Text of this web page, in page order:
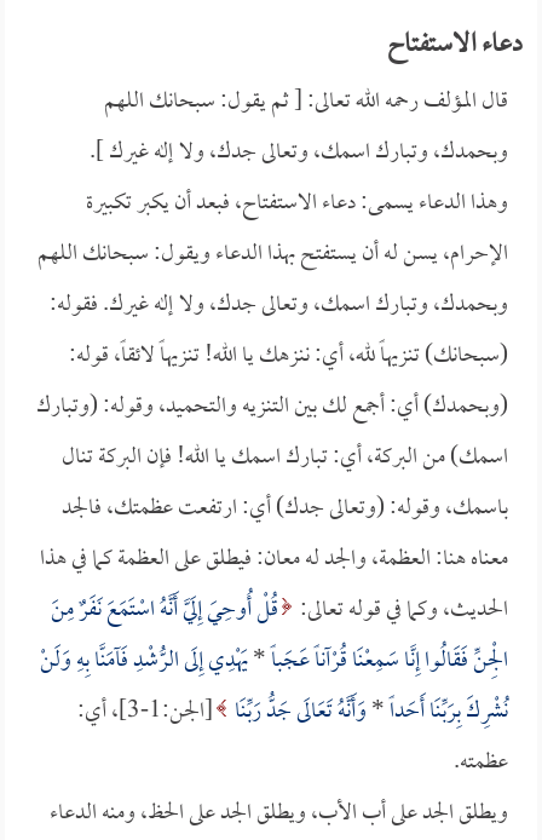
دعاء الاستفتاح
قال المؤلف رحمه الله تعالى: [ ثم يقول: سبحانك اللهم
وبحمدك، وتبارك اسمك، وتعالى جدك، ولا إله غيرك ].
وهذا الدعاء يسمى: دعاء الاستفتاح، فبعد أن يكبر تكبيرة
الإحرام، يسن له أن يستفتح بهذا الدعاء ويقول: سبحانك اللهم
وبحمدك، وتبارك اسمك، وتعالى جدك، ولا إله غيرك. فقوله:
(سبحانك) تنزيهاً لله، أي: ننزهك يا الله! تنزيهاً لائقاً، قوله:
(وبحمدك) أي: أجمع لك بين التنزيه والتحميد، وقوله: (وتبارك
اسمك) من البركة، أي: تبارك اسمك يا الله! فإن البركة تنال
باسمك، وقوله: (وتعالى جدك) أي: ارتفعت عظمتك، فالجد
معناه هنا: العظمة، والجد له معان: فيطلق على العظمة كما في هذا
الحديث، وكما في قوله تعالى: قُلْ أُوحِيَ إِلَيَّ أَنَّهُ اسْتَمَعَ نَفَرٌ مِنَ
الْجِنِّ فَقَالُوا إِنَّا سَمِعْنَا قُرْآناً عَجَباً*يَهْدِي إِلَى الرُّشْدِ فَآمَنَّا بِهِ وَلَنْ
نُشْرِكَ بِرَبِّنَا أَحَداً*وَأَنَّهُ تَعَالَى جَدُّ رَبِّنَا
[الجن:1-3]، أي:
عظمته.
ويطلق الجد على أب الأب، ويطلق الجد على الحظ، ومنه الدعاء